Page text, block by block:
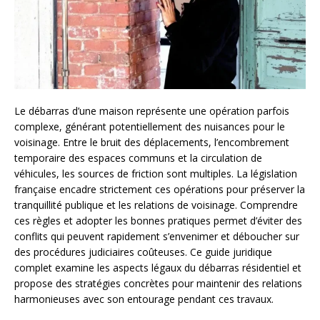
Le débarras d’une maison représente une opération parfois
complexe, générant potentiellement des nuisances pour le
voisinage. Entre le bruit des déplacements, l’encombrement
temporaire des espaces communs et la circulation de
véhicules, les sources de friction sont multiples. La législation
française encadre strictement ces opérations pour préserver la
tranquillité publique et les relations de voisinage. Comprendre
ces règles et adopter les bonnes pratiques permet d’éviter des
conflits qui peuvent rapidement s’envenimer et déboucher sur
des procédures judiciaires coûteuses. Ce guide juridique
complet examine les aspects légaux du débarras résidentiel et
propose des stratégies concrètes pour maintenir des relations
harmonieuses avec son entourage pendant ces travaux.